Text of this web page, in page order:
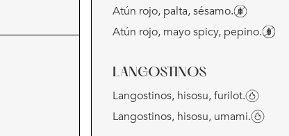
Atún rojo, palta, sésamo.
Atún rojo, mayo spicy, pepino.
LANGOSTINOS
Langostinos, hisosu, furilot.
Langostinos, hisosu, umami.